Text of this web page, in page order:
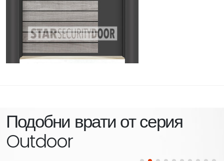
Подобни врати от серия
Outdoor